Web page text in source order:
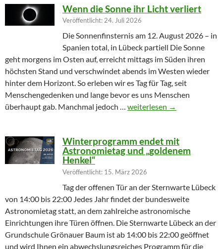
Wenn die Sonne ihr Licht verliert
Veröffentlicht: 24. Juli 2026
Die Sonnenfinsternis am 12. August 2026 – in
Spanien total, in Lübeck partiell Die Sonne
geht morgens im Osten auf, erreicht mittags im Süden ihren
höchsten Stand und verschwindet abends im Westen wieder
hinter dem Horizont. So erleben wir es Tag für Tag, seit
Menschengedenken und lange bevor es uns Menschen
überhaupt gab. Manchmal jedoch … Wenn die Sonne ihr Licht
weiterlesen →
Winterprogramm endet mit
Astronomietag und „goldenem
Henkel“
Veröffentlicht: 15. März 2026
Tag der offenen Tür an der Sternwarte Lübeck
von 14:00 bis 22:00 Jedes Jahr findet der bundesweite
Astronomietag statt, an dem zahlreiche astronomische
Einrichtungen ihre Türen öffnen. Die Sternwarte Lübeck an der
Grundschule Grönauer Baum ist ab 14:00 bis 22:00 geöffnet
und wird Ihnen ein abwechslungsreiches Programm für die